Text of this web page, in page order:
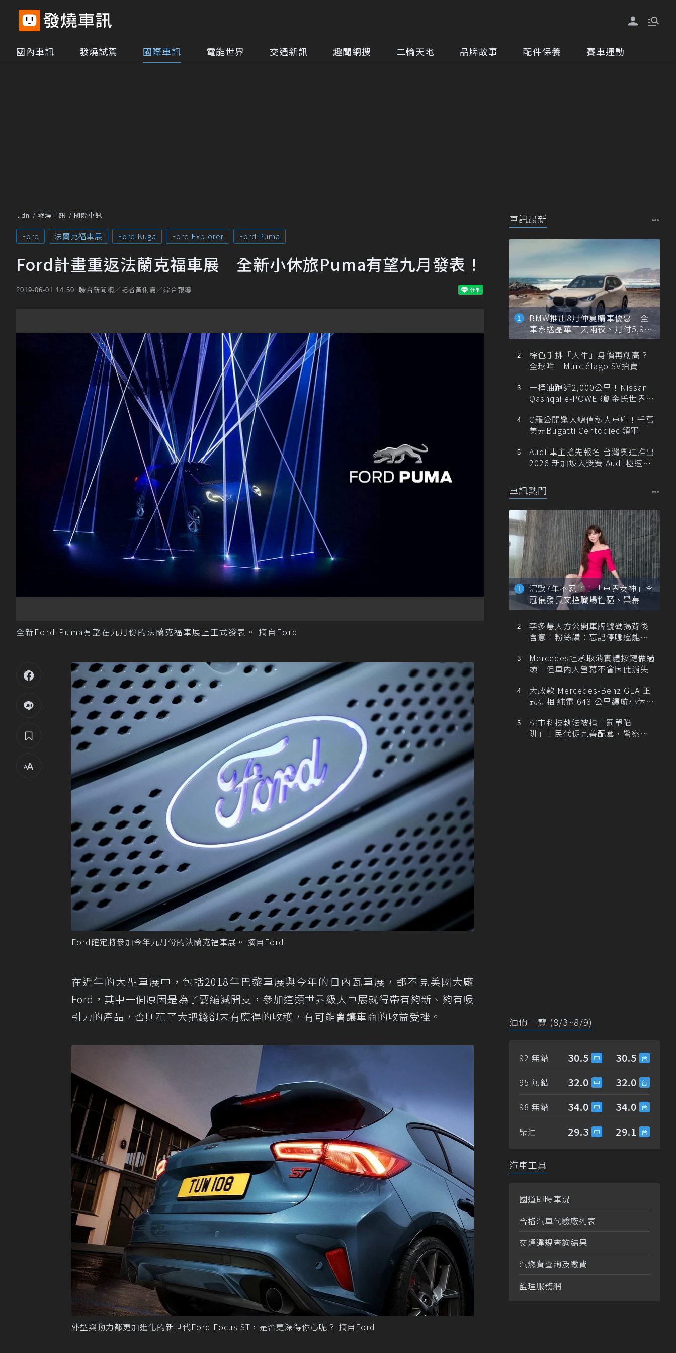
國內車訊 發燒試駕 國際車訊 電能世界 交通新訊 趣聞網搜 二輪天地 品牌故事 配件保養 賽車運動
udn 發燒車訊 國際車訊
Ford 法蘭克福車展 Ford Kuga Ford Explorer Ford Puma
Ford計畫重返法蘭克福車展 全新小休旅Puma有望九月發表！
2019-06-01 14:50 聯合新聞網／記者黃俐嘉／綜合報導
全新Ford Puma有望在九月份的法蘭克福車展上正式發表。 摘自Ford
Ford確定將參加今年九月份的法蘭克福車展。 摘自Ford
在近年的大型車展中，包括2018年巴黎車展與今年的日內瓦車展，都不見美國大廠
Ford，其中一個原因是為了要縮減開支，參加這類世界級大車展就得帶有夠新、夠有吸
引力的產品，否則花了大把錢卻未有應得的收穫，有可能會讓車商的收益受挫。
外型與動力都更加進化的新世代Ford Focus ST，是否更深得你心呢？ 摘自Ford
車訊最新
BMW推出8月仲夏購車優惠 全
車系送晶華三天兩夜、月付5,900
元起
棕色手排「大牛」身價再創高？
全球唯一Murciélago SV拍賣
一桶油跑近2,000公里！Nissan
Qashqai e-POWER創金氏世界紀
C羅公開驚人總值私人車庫！千萬
美元Bugatti Centodieci領軍
Audi 車主搶先報名 台灣奧迪推出
2026 新加坡大獎賽 Audi 極速之
車訊熱門
沉默7年不忍了！「車界女神」李
冠儀發長文控職場性騷、黑幕
李多慧大方公開車牌號碼揭背後
含意！粉絲讚：忘記停哪還能幫
Mercedes坦承取消實體按鍵做過
頭 但車內大螢幕不會因此消失
大改款 Mercedes-Benz GLA 正
式亮相 純電 643 公里續航小休
桃市科技執法被指「罰單陷
阱」！民代促完善配套，警察局
油價一覽 (8/3~8/9)
92 無鉛 30.5 30.5
95 無鉛 32.0 32.0
98 無鉛 34.0 34.0
柴油 29.3 29.1
汽車工具
國道即時車況
合格汽車代驗廠列表
交通違規查詢結果
汽燃費查詢及繳費
監理服務網